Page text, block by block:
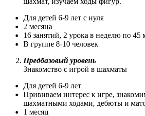
Для детей 6-9 лет с нуля
2 месяца
16 занятий, 2 урока в неделю по 45
В группе 8-10 человек
Предбазовый уровень
Знакомство с игрой в шахматы
Для детей 6-9 лет
Прививаем интерес к игре,
шахматными ходами, дебюты и
1 месяц